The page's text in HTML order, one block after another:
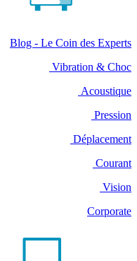
Blog - Le Coin des Experts
Vibration & Choc
Acoustique
Pression
Déplacement
Courant
Vision
Corporate